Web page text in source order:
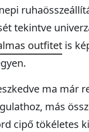
tekintve
outfitet is
ma már
más
cipő tökéletes